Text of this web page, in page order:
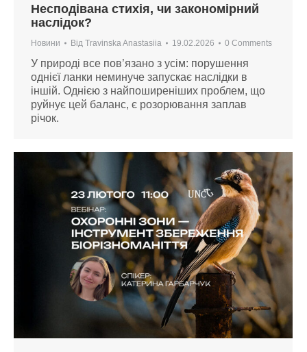
Несподівана стихія, чи закономірний
наслідок?
Новини Від Travinska Anastasiia 19.02.2026 0 Comments
У природі все пов’язано з усім: порушення
однієї ланки неминуче запускає наслідки в
іншій. Однією з найпоширеніших проблем, що
руйнує цей баланс, є розорювання заплав
річок.